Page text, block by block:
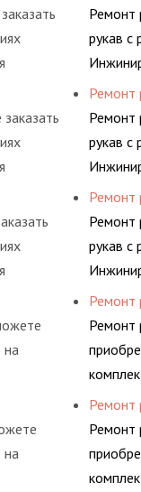
на
на
Ремонт
рукав
Ремонт
Ремонт
рукав
Ремонт
Ремонт
рукав
Ремонт
Ремонт
ремонт
Ремонт
Ремонт